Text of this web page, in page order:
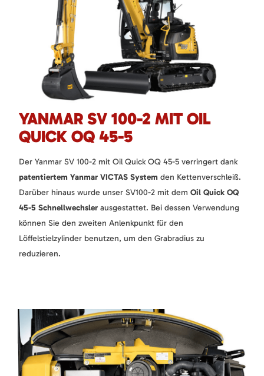
YANMAR SV 100-2 MIT OIL
QUICK OQ 45-5
Der Yanmar SV 100-2 mit Oil Quick OQ 45-5 verringert dank
patentiertem Yanmar VICTAS System den Kettenverschleiß.
Darüber hinaus wurde unser SV100-2 mit dem Oil Quick OQ
45-5 Schnellwechsler ausgestattet. Bei dessen Verwendung
können Sie den zweiten Anlenkpunkt für den
Löffelstielzylinder benutzen, um den Grabradius zu
reduzieren.